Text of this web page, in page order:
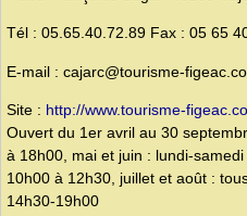
Tél : 05.65.40.72.89 Fax : 05 65
E-mail : cajarc@tourisme-
Site : http://www.tourisme-
Ouvert du 1er avril au 30
à 18h00, mai et juin : lundi-
10h00 à 12h30, juillet et août :
14h30-19h00